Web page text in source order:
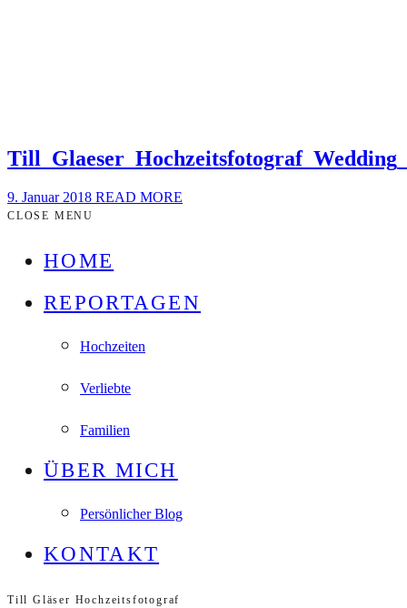
9. Januar 2018 READ MORE
CLOSE MENU
HOME
REPORTAGEN
Hochzeiten
Verliebte
Familien
ÜBER MICH
Persönlicher Blog
KONTAKT
Till Gläser Hochzeitsfotograf